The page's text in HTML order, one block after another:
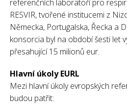
referenčních laboratoří pro
RESVIR, tvořené institucemi z
Německa, Portugalska, Řecka a
konsorcia byl na období šesti let
přesahující 15 milionů eur.
Hlavní úkoly EURL
Mezi hlavní úkoly evropských
budou patřit: